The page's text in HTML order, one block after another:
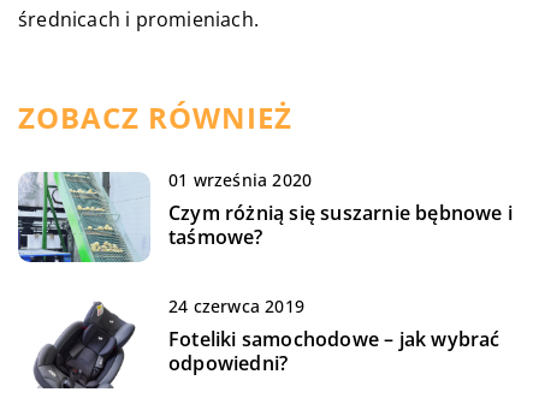
średnicach i promieniach.
ZOBACZ RÓWNIEŻ
01 września 2020
Czym różnią się suszarnie bębnowe i
taśmowe?
24 czerwca 2019
Foteliki samochodowe – jak wybrać
odpowiedni?